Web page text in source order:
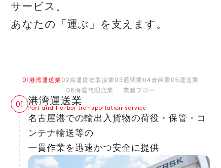
サービス。
あなたの「運ぶ」を支えます。
港湾運送業 海運貨物取扱業 通関業 倉庫業
運送業
海運代理店業
業務フロー
港湾運送業
Port and Harbor transportation service
名古屋港での輸出入貨物の荷役・保管・コ
ンテナ輸送等の
一貫作業を迅速かつ安全に提供